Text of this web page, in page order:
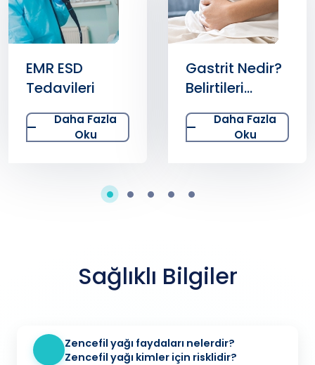
EMR ESD
Tedavileri
Daha Fazla
Oku
Gastrit Nedir?
Belirtileri
ve Tedavisi
Nasıldır?
Daha Fazla
Oku
Sağlıklı Bilgiler
Zencefil yağı faydaları nelerdir?
Zencefil yağı kimler için risklidir?